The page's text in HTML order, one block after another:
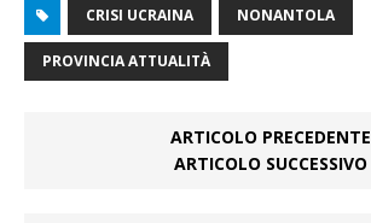
CRISI UCRAINA NONANTOLA
PROVINCIA ATTUALITÀ
ARTICOLO PRECEDENTE
ARTICOLO SUCCESSIVO